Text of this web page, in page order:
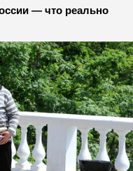
— что реально